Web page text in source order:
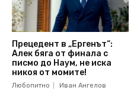
Прецедент в „Ергенът“:
Алек бяга от финала с
писмо до Наум, не иска
никоя от момите!
Любопитно Иван Ангелов